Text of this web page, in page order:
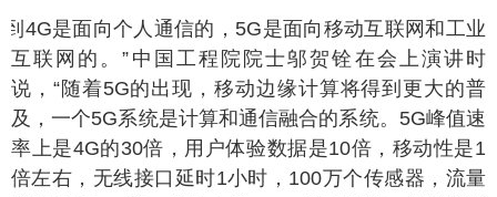
到4G是面向个人通信的，5G是面向移动互联网和工业
互联网的。”中国工程院院士邬贺铨在会上演讲时
说，“随着5G的出现，移动边缘计算将得到更大的普
及，一个5G系统是计算和通信融合的系统。5G峰值速
率上是4G的30倍，用户体验数据是10倍，移动性是1
倍左右，无线接口延时1小时，100万个传感器，流量